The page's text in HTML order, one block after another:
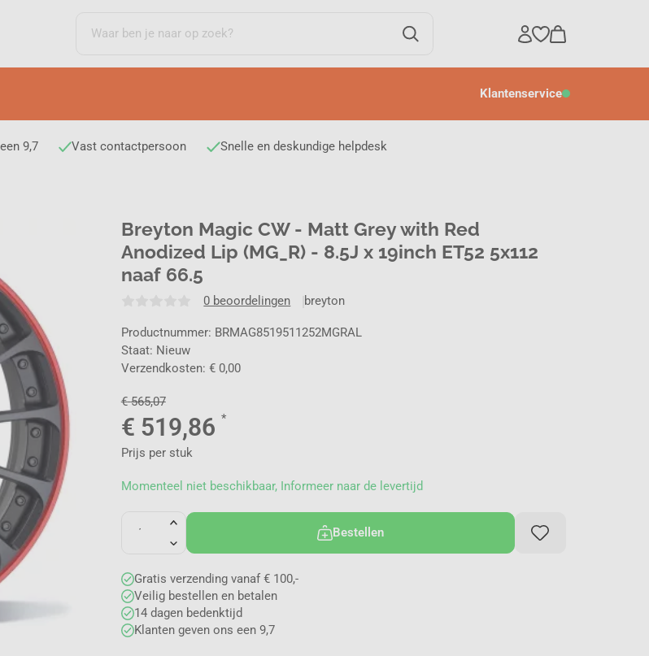
Klantenservice
9,7 Vast contactpersoon Snelle en deskundige helpdesk
Breyton Magic CW - Matt Grey with Red
Anodized Lip (MG_R) - 8.5J x 19inch ET52 5x112
naaf 66.5
0 beoordelingen breyton
Productnummer: BRMAG8519511252MGRAL
Staat: Nieuw
Verzendkosten: € 0,00
€ 565,07
€ 519,86 *
Prijs per stuk
Momenteel niet beschikbaar, Informeer naar de levertijd
Bestellen
Gratis verzending vanaf € 100,-
Veilig bestellen en betalen
14 dagen bedenktijd
Klanten geven ons een 9,7